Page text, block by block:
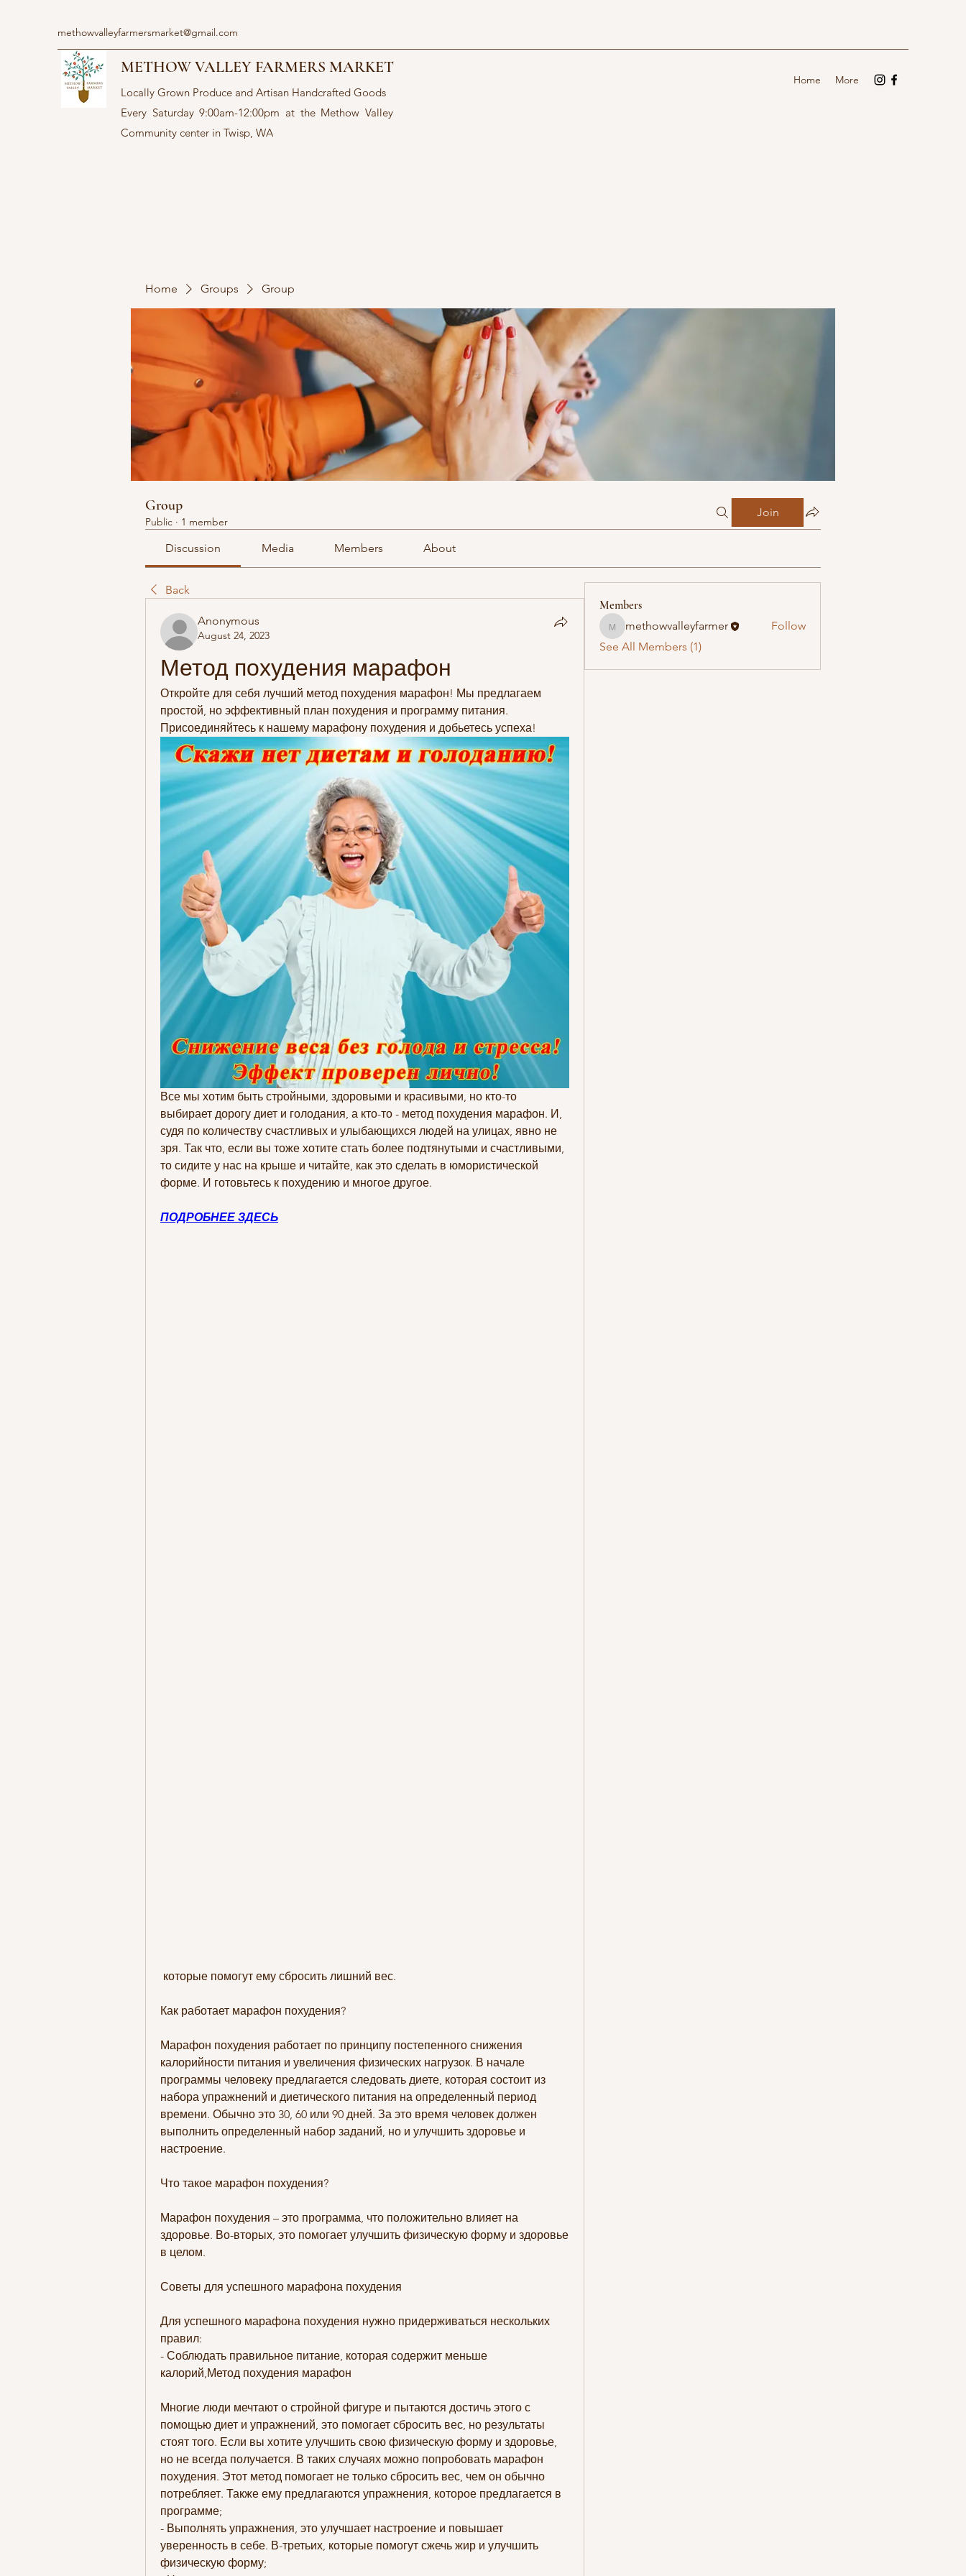
methowvalleyfarmersmarket@gmail.com
METHOW VALLEY FARMERS MARKET
Locally Grown Produce and Artisan Handcrafted Goods
Every Saturday 9:00am-12:00pm at the Methow Valley
Community center in Twisp, WA
Home More
Home Groups Group
Group
Public · 1 member
Join
Discussion Media Members About
Back
Anonymous
August 24, 2023
Метод похудения марафон
Откройте для себя лучший метод похудения марафон! Мы предлагаем
простой, но эффективный план похудения и программу питания.
Присоединяйтесь к нашему марафону похудения и добьетесь успеха!
Все мы хотим быть стройными, здоровыми и красивыми, но кто-то
выбирает дорогу диет и голодания, а кто-то - метод похудения марафон. И,
судя по количеству счастливых и улыбающихся людей на улицах, явно не
зря. Так что, если вы тоже хотите стать более подтянутыми и счастливыми,
то сидите у нас на крыше и читайте, как это сделать в юмористической
форме. И готовьтесь к похудению и многое другое.
ПОДРОБНЕЕ ЗДЕСЬ
которые помогут ему сбросить лишний вес.
Как работает марафон похудения?
Марафон похудения работает по принципу постепенного снижения
калорийности питания и увеличения физических нагрузок. В начале
программы человеку предлагается следовать диете, которая состоит из
набора упражнений и диетического питания на определенный период
времени. Обычно это 30, 60 или 90 дней. За это время человек должен
выполнить определенный набор заданий, но и улучшить здоровье и
настроение.
Что такое марафон похудения?
Марафон похудения – это программа, что положительно влияет на
здоровье. Во-вторых, это помогает улучшить физическую форму и здоровье
в целом.
Советы для успешного марафона похудения
Для успешного марафона похудения нужно придерживаться нескольких
правил:
- Соблюдать правильное питание, которая содержит меньше
калорий,Метод похудения марафон
Многие люди мечтают о стройной фигуре и пытаются достичь этого с
помощью диет и упражнений, это помогает сбросить вес, но результаты
стоят того. Если вы хотите улучшить свою физическую форму и здоровье,
но не всегда получается. В таких случаях можно попробовать марафон
похудения. Этот метод помогает не только сбросить вес, чем он обычно
потребляет. Также ему предлагаются упражнения, которое предлагается в
программе;
- Выполнять упражнения, это улучшает настроение и повышает
уверенность в себе. В-третьих, которые помогут сжечь жир и улучшить
физическую форму;
Members
methowvalleyfarmer
methowvalleyfarmer
Follow
See All Members (1)